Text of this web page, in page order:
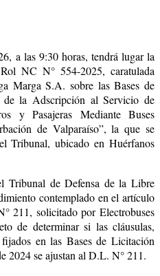
a las 9:30 horas, tendrá lugar la
NC N° 554-2025, caratulada
Marga S.A. sobre las Bases de
la Adscripción al Servicio de
y Pasajeras Mediante Buses
de Valparaíso”, la que se
Tribunal, ubicado en Huérfanos
Tribunal de Defensa de la Libre
contemplado en el artículo
211, solicitado por Electrobuses
de determinar si las cláusulas,
en las Bases de Licitación
2024 se ajustan al D.L. N° 211.